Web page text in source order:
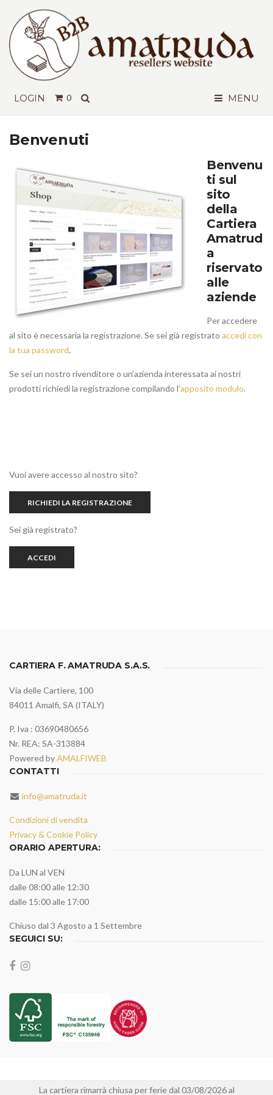
LOGIN 0 MENU
Benvenuti
Benvenu
ti sul
sito
della
Cartiera
Amatrud
a
riservato
alle
aziende
Per accedere
al sito è necessaria la registrazione. Se sei già registrato accedi con
la tua password.
Se sei un nostro rivenditore o un’azienda interessata ai nostri
prodotti richiedi la registrazione compilando l’apposito modulo.
Vuoi avere accesso al nostro sito?
RICHIEDI LA REGISTRAZIONE
Sei già registrato?
ACCEDI
CARTIERA F. AMATRUDA S.A.S.
Via delle Cartiere, 100
84011 Amalfi, SA (ITALY)
P. Iva : 03690480656
Nr. REA: SA-313884
Powered byAMALFIWEB
CONTATTI
info@amatruda.it
Condizioni di vendita
Privacy & Cookie Policy
ORARIO APERTURA:
Da LUN al VEN
dalle 08:00 alle 12:30
dalle 15:00 alle 17:00
Chiuso dal 3 Agosto a 1 Settembre
SEGUICI SU:
La cartiera rimarrà chiusa per ferie dal 03/08/2026 al